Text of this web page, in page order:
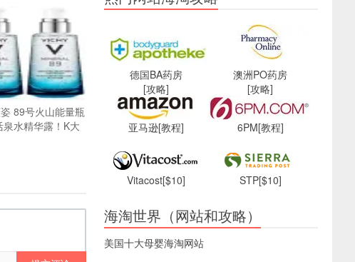
89号火山能量瓶
泉水精华露！K大
德国BA药房
[攻略]
澳洲PO药房
[攻略]
亚马逊[教程] 6PM[教程]
Vitacost[$10] STP[$10]
海淘世界（网站和攻略）
美国十大母婴海淘网站